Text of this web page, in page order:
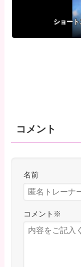
ショー
コメント
名前
コメント ※